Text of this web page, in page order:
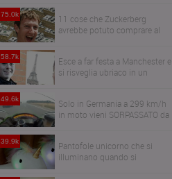
11 cose che Zuckerberg
avrebbe potuto comprare al
75.0k
Esce a far festa a Manchester e
si risveglia ubriaco in un
58.7k
Solo in Germania a 299 km/h
in moto vieni SORPASSATO da
49.6k
Pantofole unicorno che si
illuminano quando si
39.9k